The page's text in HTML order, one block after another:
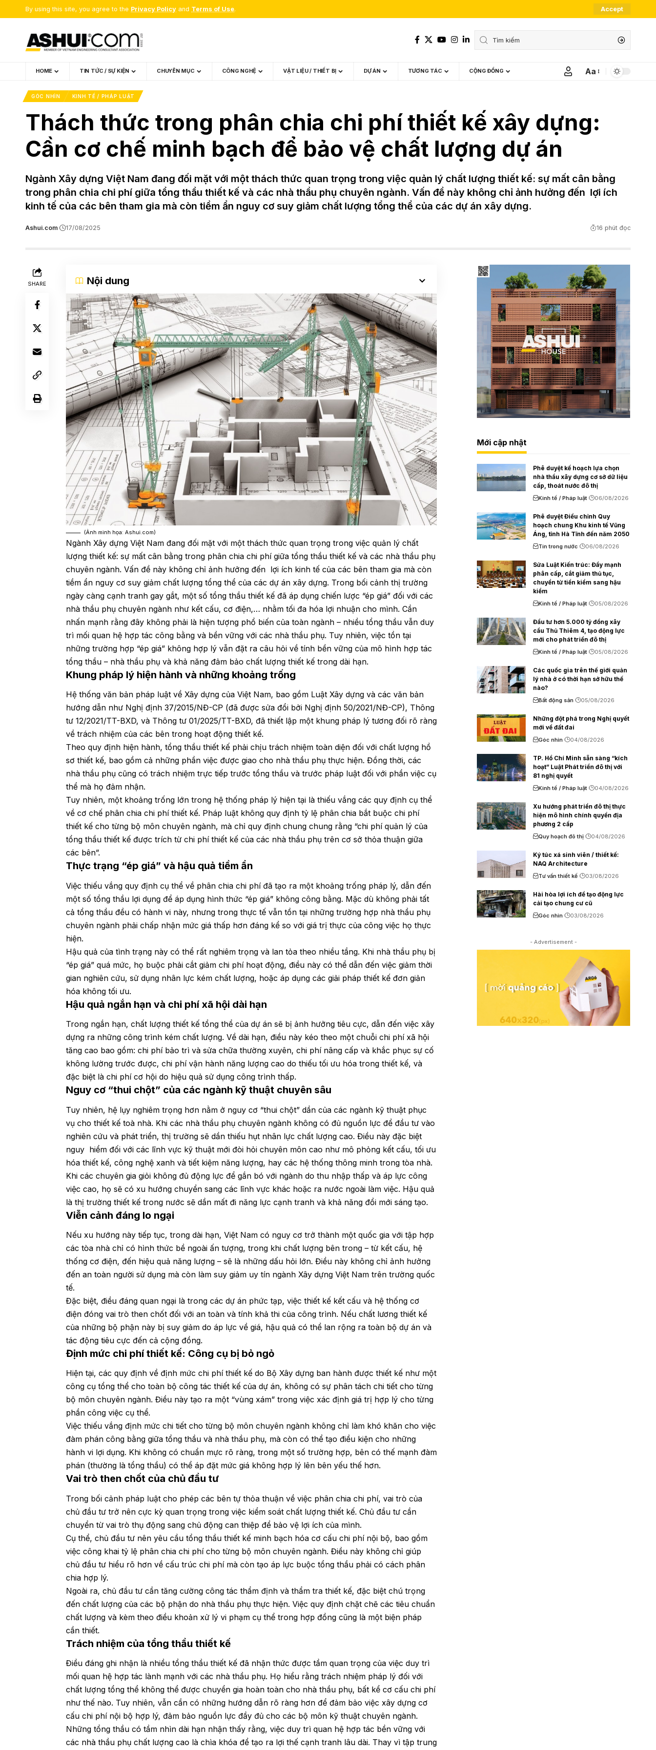
By using this site, you agree to the Privacy Policy and Terms of Use. Accept
HOME TIN TỨC / SỰ KIỆN CHUYÊN MỤC CÔNG NGHỆ VẬT LIỆU / THIẾT BỊ DỰ ÁN TƯƠNG TÁC CỘNG ĐỒNG
Font
Aa
GÓC NHÌN KINH TẾ / PHÁP LUẬT
Thách thức trong phân chia chi phí thiết kế xây dựng:
Cần cơ chế minh bạch để bảo vệ chất lượng dự án
Ngành Xây dựng Việt Nam đang đối mặt với một thách thức quan trọng trong việc quản lý chất lượng thiết kế: sự mất cân bằng
trong phân chia chi phí giữa tổng thầu thiết kế và các nhà thầu phụ chuyên ngành. Vấn đề này không chỉ ảnh hưởng đến lợi ích
kinh tế của các bên tham gia mà còn tiềm ẩn nguy cơ suy giảm chất lượng tổng thể của các dự án xây dựng.
Ashui.com 17/08/2025 16 phút đọc
SHARE Nội dung
(Ảnh minh họa: Ashui.com)
Ngành Xây dựng Việt Nam đang đối mặt với một thách thức quan trọng trong việc quản lý chất
lượng thiết kế: sự mất cân bằng trong phân chia chi phí giữa tổng thầu thiết kế và các nhà thầu phụ
chuyên ngành. Vấn đề này không chỉ ảnh hưởng đến lợi ích kinh tế của các bên tham gia mà còn
tiềm ẩn nguy cơ suy giảm chất lượng tổng thể của các dự án xây dựng. Trong bối cảnh thị trường
ngày càng cạnh tranh gay gắt, một số tổng thầu thiết kế đã áp dụng chiến lược “ép giá” đối với các
nhà thầu phụ chuyên ngành như kết cấu, cơ điện,… nhằm tối đa hóa lợi nhuận cho mình. Cần
nhấn mạnh rằng đây không phải là hiện tượng phổ biến của toàn ngành – nhiều tổng thầu vẫn duy
trì mối quan hệ hợp tác công bằng và bền vững với các nhà thầu phụ. Tuy nhiên, việc tồn tại
những trường hợp “ép giá” không hợp lý vẫn đặt ra câu hỏi về tính bền vững của mô hình hợp tác
tổng thầu – nhà thầu phụ và khả năng đảm bảo chất lượng thiết kế trong dài hạn.
Khung pháp lý hiện hành và những khoảng trống
Hệ thống văn bản pháp luật về Xây dựng của Việt Nam, bao gồm Luật Xây dựng và các văn bản
hướng dẫn như Nghị định 37/2015/NĐ-CP (đã được sửa đổi bởi Nghị định 50/2021/NĐ-CP), Thông
tư 12/2021/TT-BXD, và Thông tư 01/2025/TT-BXD, đã thiết lập một khung pháp lý tương đối rõ ràng
về trách nhiệm của các bên trong hoạt động thiết kế.
Theo quy định hiện hành, tổng thầu thiết kế phải chịu trách nhiệm toàn diện đối với chất lượng hồ
sơ thiết kế, bao gồm cả những phần việc được giao cho nhà thầu phụ thực hiện. Đồng thời, các
nhà thầu phụ cũng có trách nhiệm trực tiếp trước tổng thầu và trước pháp luật đối với phần việc cụ
thể mà họ đảm nhận.
Tuy nhiên, một khoảng trống lớn trong hệ thống pháp lý hiện tại là thiếu vắng các quy định cụ thể
về cơ chế phân chia chi phí thiết kế. Pháp luật không quy định tỷ lệ phân chia bắt buộc chi phí
thiết kế cho từng bộ môn chuyên ngành, mà chỉ quy định chung chung rằng “chi phí quản lý của
tổng thầu thiết kế được trích từ chi phí thiết kế của các nhà thầu phụ trên cơ sở thỏa thuận giữa
các bên”.
Thực trạng “ép giá” và hậu quả tiềm ẩn
Việc thiếu vắng quy định cụ thể về phân chia chi phí đã tạo ra một khoảng trống pháp lý, dẫn đến
một số tổng thầu lợi dụng để áp dụng hình thức “ép giá” không công bằng. Mặc dù không phải tất
cả tổng thầu đều có hành vi này, nhưng trong thực tế vẫn tồn tại những trường hợp nhà thầu phụ
chuyên ngành phải chấp nhận mức giá thấp hơn đáng kể so với giá trị thực của công việc họ thực
hiện.
Hậu quả của tình trạng này có thể rất nghiêm trọng và lan tỏa theo nhiều tầng. Khi nhà thầu phụ bị
“ép giá” quá mức, họ buộc phải cắt giảm chi phí hoạt động, điều này có thể dẫn đến việc giảm thời
gian nghiên cứu, sử dụng nhân lực kém chất lượng, hoặc áp dụng các giải pháp thiết kế đơn giản
hóa không tối ưu.
Hậu quả ngắn hạn và chi phí xã hội dài hạn
Trong ngắn hạn, chất lượng thiết kế tổng thể của dự án sẽ bị ảnh hưởng tiêu cực, dẫn đến việc xây
dựng ra những công trình kém chất lượng. Về dài hạn, điều này kéo theo một chuỗi chi phí xã hội
tăng cao bao gồm: chi phí bảo trì và sửa chữa thường xuyên, chi phí nâng cấp và khắc phục sự cố
không lường trước được, chi phí vận hành năng lượng cao do thiếu tối ưu hóa trong thiết kế, và
đặc biệt là chi phí cơ hội do hiệu quả sử dụng công trình thấp.
Nguy cơ “thui chột” của các ngành kỹ thuật chuyên sâu
Tuy nhiên, hệ lụy nghiêm trọng hơn nằm ở nguy cơ “thui chột” dần của các ngành kỹ thuật phục
vụ cho thiết kế toà nhà. Khi các nhà thầu phụ chuyên ngành không có đủ nguồn lực để đầu tư vào
nghiên cứu và phát triển, thị trường sẽ dần thiếu hụt nhân lực chất lượng cao. Điều này đặc biệt
nguy hiểm đối với các lĩnh vực kỹ thuật mới đòi hỏi chuyên môn cao như mô phỏng kết cấu, tối ưu
hóa thiết kế, công nghệ xanh và tiết kiệm năng lượng, hay các hệ thống thông minh trong tòa nhà.
Khi các chuyên gia giỏi không đủ động lực để gắn bó với ngành do thu nhập thấp và áp lực công
việc cao, họ sẽ có xu hướng chuyển sang các lĩnh vực khác hoặc ra nước ngoài làm việc. Hậu quả
là thị trường thiết kế trong nước sẽ dần mất đi năng lực cạnh tranh và khả năng đổi mới sáng tạo.
Viễn cảnh đáng lo ngại
Nếu xu hướng này tiếp tục, trong dài hạn, Việt Nam có nguy cơ trở thành một quốc gia với tập hợp
các tòa nhà chỉ có hình thức bề ngoài ấn tượng, trong khi chất lượng bên trong – từ kết cấu, hệ
thống cơ điện, đến hiệu quả năng lượng – sẽ là những dấu hỏi lớn. Điều này không chỉ ảnh hưởng
đến an toàn người sử dụng mà còn làm suy giảm uy tín ngành Xây dựng Việt Nam trên trường quốc
tế.
Đặc biệt, điều đáng quan ngại là trong các dự án phức tạp, việc thiết kế kết cấu và hệ thống cơ
điện đóng vai trò then chốt đối với an toàn và tính khả thi của công trình. Nếu chất lương thiết kế
của những bộ phận này bị suy giảm do áp lực về giá, hậu quả có thể lan rộng ra toàn bộ dự án và
tác động tiêu cực đến cả cộng đồng.
Định mức chi phí thiết kế: Công cụ bị bỏ ngỏ
Hiện tại, các quy định về định mức chi phí thiết kế do Bộ Xây dựng ban hành được thiết kế như một
công cụ tổng thể cho toàn bộ công tác thiết kế của dự án, không có sự phân tách chi tiết cho từng
bộ môn chuyên ngành. Điều này tạo ra một “vùng xám” trong việc xác định giá trị hợp lý cho từng
phần công việc cụ thể.
Việc thiếu vắng định mức chi tiết cho từng bộ môn chuyên ngành không chỉ làm khó khăn cho việc
đàm phán công bằng giữa tổng thầu và nhà thầu phụ, mà còn có thể tạo điều kiện cho những
hành vi lợi dụng. Khi không có chuẩn mực rõ ràng, trong một số trường hợp, bên có thế mạnh đàm
phán (thường là tổng thầu) có thể áp đặt mức giá không hợp lý lên bên yếu thế hơn.
Vai trò then chốt của chủ đầu tư
Trong bối cảnh pháp luật cho phép các bên tự thỏa thuận về việc phân chia chi phí, vai trò của
chủ đầu tư trở nên cực kỳ quan trọng trong việc kiểm soát chất lượng thiết kế. Chủ đầu tư cần
chuyển từ vai trò thụ động sang chủ động can thiệp để bảo vệ lợi ích của mình.
Cụ thể, chủ đầu tư nên yêu cầu tổng thầu thiết kế minh bạch hóa cơ cấu chi phí nội bộ, bao gồm
việc công khai tỷ lệ phân chia chi phí cho từng bộ môn chuyên ngành. Điều này không chỉ giúp
chủ đầu tư hiểu rõ hơn về cấu trúc chi phí mà còn tạo áp lực buộc tổng thầu phải có cách phân
chia hợp lý.
Ngoài ra, chủ đầu tư cần tăng cường công tác thẩm định và thẩm tra thiết kế, đặc biệt chú trọng
đến chất lượng của các bộ phận do nhà thầu phụ thực hiện. Việc quy định chặt chẽ các tiêu chuẩn
chất lượng và kèm theo điều khoản xử lý vi phạm cụ thể trong hợp đồng cũng là một biện pháp
cần thiết.
Trách nhiệm của tổng thầu thiết kế
Điều đáng ghi nhận là nhiều tổng thầu thiết kế đã nhận thức được tầm quan trọng của việc duy trì
mối quan hệ hợp tác lành mạnh với các nhà thầu phụ. Họ hiểu rằng trách nhiệm pháp lý đối với
chất lượng tổng thể không thể được chuyển gia hoàn toàn cho nhà thầu phụ, bất kể cơ cấu chi phí
như thế nào. Tuy nhiên, vẫn cần có những hướng dẫn rõ ràng hơn để đảm bảo việc xây dựng cơ
cấu chi phí nội bộ hợp lý, đảm bảo nguồn lực đầy đủ cho các bộ môn kỹ thuật chuyên ngành.
Những tổng thầu có tầm nhìn dài hạn nhận thấy rằng, việc duy trì quan hệ hợp tác bền vững với
các nhà thầu phụ chất lượng cao là chìa khóa để tạo ra lợi thế cạnh tranh lâu dài. Thay vì tập trung
Mới cập nhật
Phê duyệt kế hoạch lựa chọn
nhà thầu xây dựng cơ sở dữ liệu
cấp, thoát nước đô thị
Kinh tế / Pháp luật 06/08/2026
Phê duyệt Điều chỉnh Quy
hoạch chung Khu kinh tế Vũng
Áng, tỉnh Hà Tĩnh đến năm 2050
Tin trong nước 06/08/2026
Sửa Luật Kiến trúc: Đẩy mạnh
phân cấp, cắt giảm thủ tục,
chuyển từ tiền kiểm sang hậu
kiểm
Kinh tế / Pháp luật 05/08/2026
Đầu tư hơn 5.000 tỷ đồng xây
cầu Thủ Thiêm 4, tạo động lực
mới cho phát triển đô thị
Kinh tế / Pháp luật 05/08/2026
Các quốc gia trên thế giới quản
lý nhà ở có thời hạn sở hữu thế
nào?
Bất động sản 05/08/2026
Những đột phá trong Nghị quyết
mới về đất đai
Góc nhìn 04/08/2026
TP. Hồ Chí Minh sẵn sàng “kích
hoạt” Luật Phát triển đô thị với
81 nghị quyết
Kinh tế / Pháp luật 04/08/2026
Xu hướng phát triển đô thị thực
hiện mô hình chính quyền địa
phương 2 cấp
Quy hoạch đô thị 04/08/2026
Ký túc xá sinh viên / thiết kế:
NAQ Architecture
Tư vấn thiết kế 03/08/2026
Hài hòa lợi ích để tạo động lực
cải tạo chung cư cũ
Góc nhìn 03/08/2026
- Advertisement -